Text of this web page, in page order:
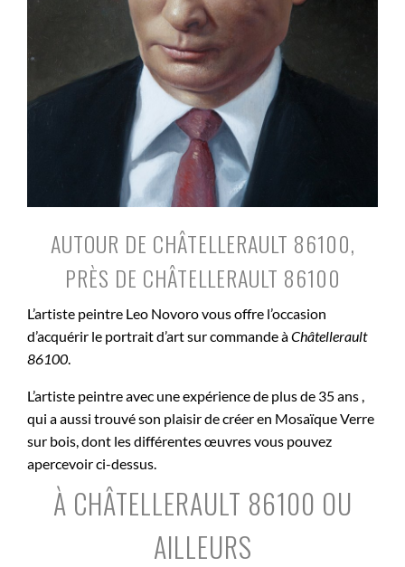
AUTOUR DE CHÂTELLERAULT 86100,
PRÈS DE CHÂTELLERAULT 86100
L’artiste peintre Leo Novoro vous offre l’occasion
d’acquérir le portrait d’art sur commande àChâtellerault
86100.
L’artiste peintre avec une expérience de plus de 35 ans ,
qui a aussi trouvé son plaisir de créer en Mosaïque Verre
sur bois, dont les différentes œuvres vous pouvez
apercevoir ci-dessus.
À CHÂTELLERAULT 86100 OU
AILLEURS